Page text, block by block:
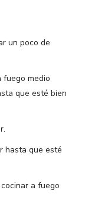
un poco de
medio
que esté bien
hasta que esté
a fuego